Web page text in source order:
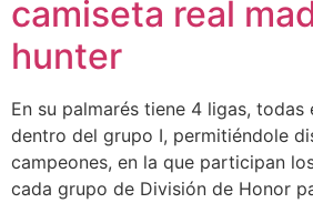
camiseta real
hunter
En su palmarés tiene 4 ligas, todas
dentro del grupo I, permitiéndole
campeones, en la que participan
cada grupo de División de Honor